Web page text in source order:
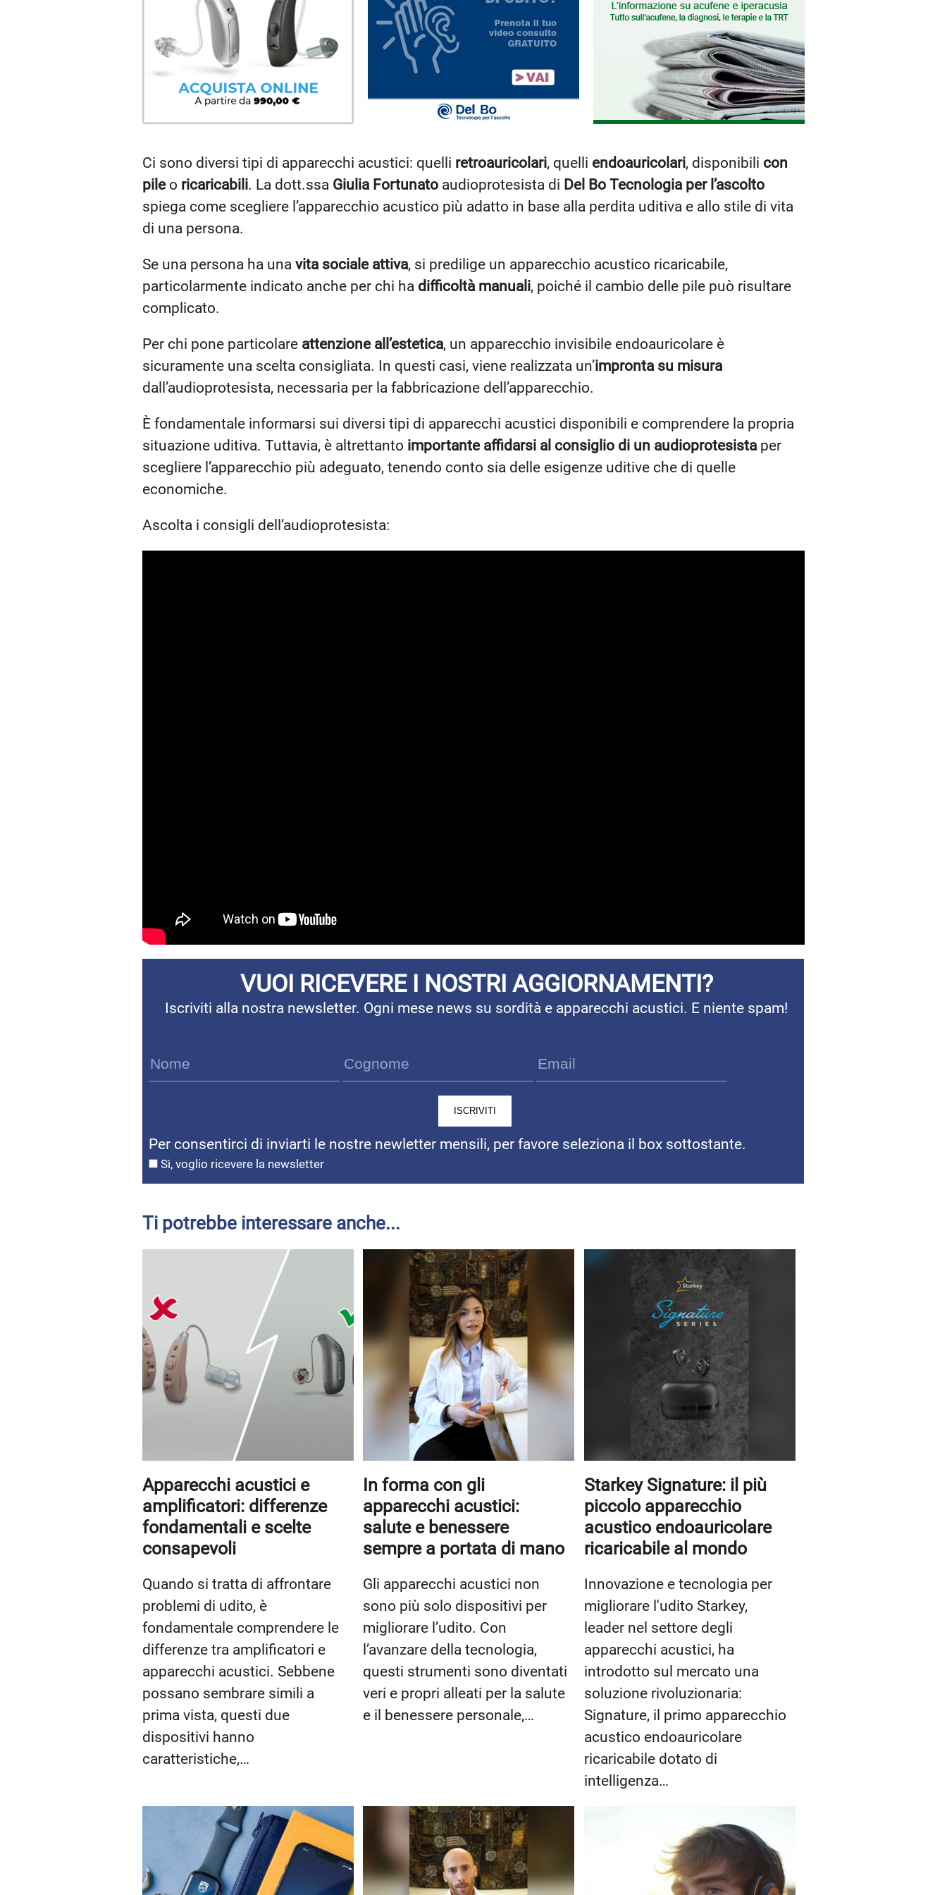
Ci sono diversi tipi di apparecchi acustici: quelli retroauricolari, quelli endoauricolari, disponibili con
pileo ricaricabili. La dott.ssa Giulia Fortunato audioprotesista di Del Bo Tecnologia per l’ascolto
spiega come scegliere l’apparecchio acustico più adatto in base alla perdita uditiva e allo stile di vita
di una persona.
Se una persona ha una vita sociale attiva, si predilige un apparecchio acustico ricaricabile,
particolarmente indicato anche per chi ha difficoltà manuali, poiché il cambio delle pile può risultare
complicato.
Per chi pone particolare attenzione all’estetica, un apparecchio invisibile endoauricolare è
sicuramente una scelta consigliata. In questi casi, viene realizzata un’impronta su misura
dall’audioprotesista, necessaria per la fabbricazione dell’apparecchio.
È fondamentale informarsi sui diversi tipi di apparecchi acustici disponibili e comprendere la propria
situazione uditiva. Tuttavia, è altrettanto importante affidarsi al consiglio di un audioprotesistaper
scegliere l’apparecchio più adeguato, tenendo conto sia delle esigenze uditive che di quelle
economiche.
Ascolta i consigli dell’audioprotesista:
VUOI RICEVERE I NOSTRI AGGIORNAMENTI?
Iscriviti alla nostra newsletter. Ogni mese news su sordità e apparecchi acustici. E niente spam!
Per consentirci di inviarti le nostre newletter mensili, per favore seleziona il box sottostante.
Sì, voglio ricevere la newsletter
Ti potrebbe interessare anche...
Apparecchi acustici e
amplificatori: differenze
fondamentali e scelte
consapevoli
Quando si tratta di affrontare
problemi di udito, è
fondamentale comprendere le
differenze tra amplificatori e
apparecchi acustici. Sebbene
possano sembrare simili a
prima vista, questi due
dispositivi hanno
caratteristiche,…
In forma con gli
apparecchi acustici:
salute e benessere
sempre a portata di mano
Gli apparecchi acustici non
sono più solo dispositivi per
migliorare l’udito. Con
l’avanzare della tecnologia,
questi strumenti sono diventati
veri e propri alleati per la salute
e il benessere personale,…
Starkey Signature: il più
piccolo apparecchio
acustico endoauricolare
ricaricabile al mondo
Innovazione e tecnologia per
migliorare l'udito Starkey,
leader nel settore degli
apparecchi acustici, ha
introdotto sul mercato una
soluzione rivoluzionaria:
Signature, il primo apparecchio
acustico endoauricolare
ricaricabile dotato di
intelligenza…